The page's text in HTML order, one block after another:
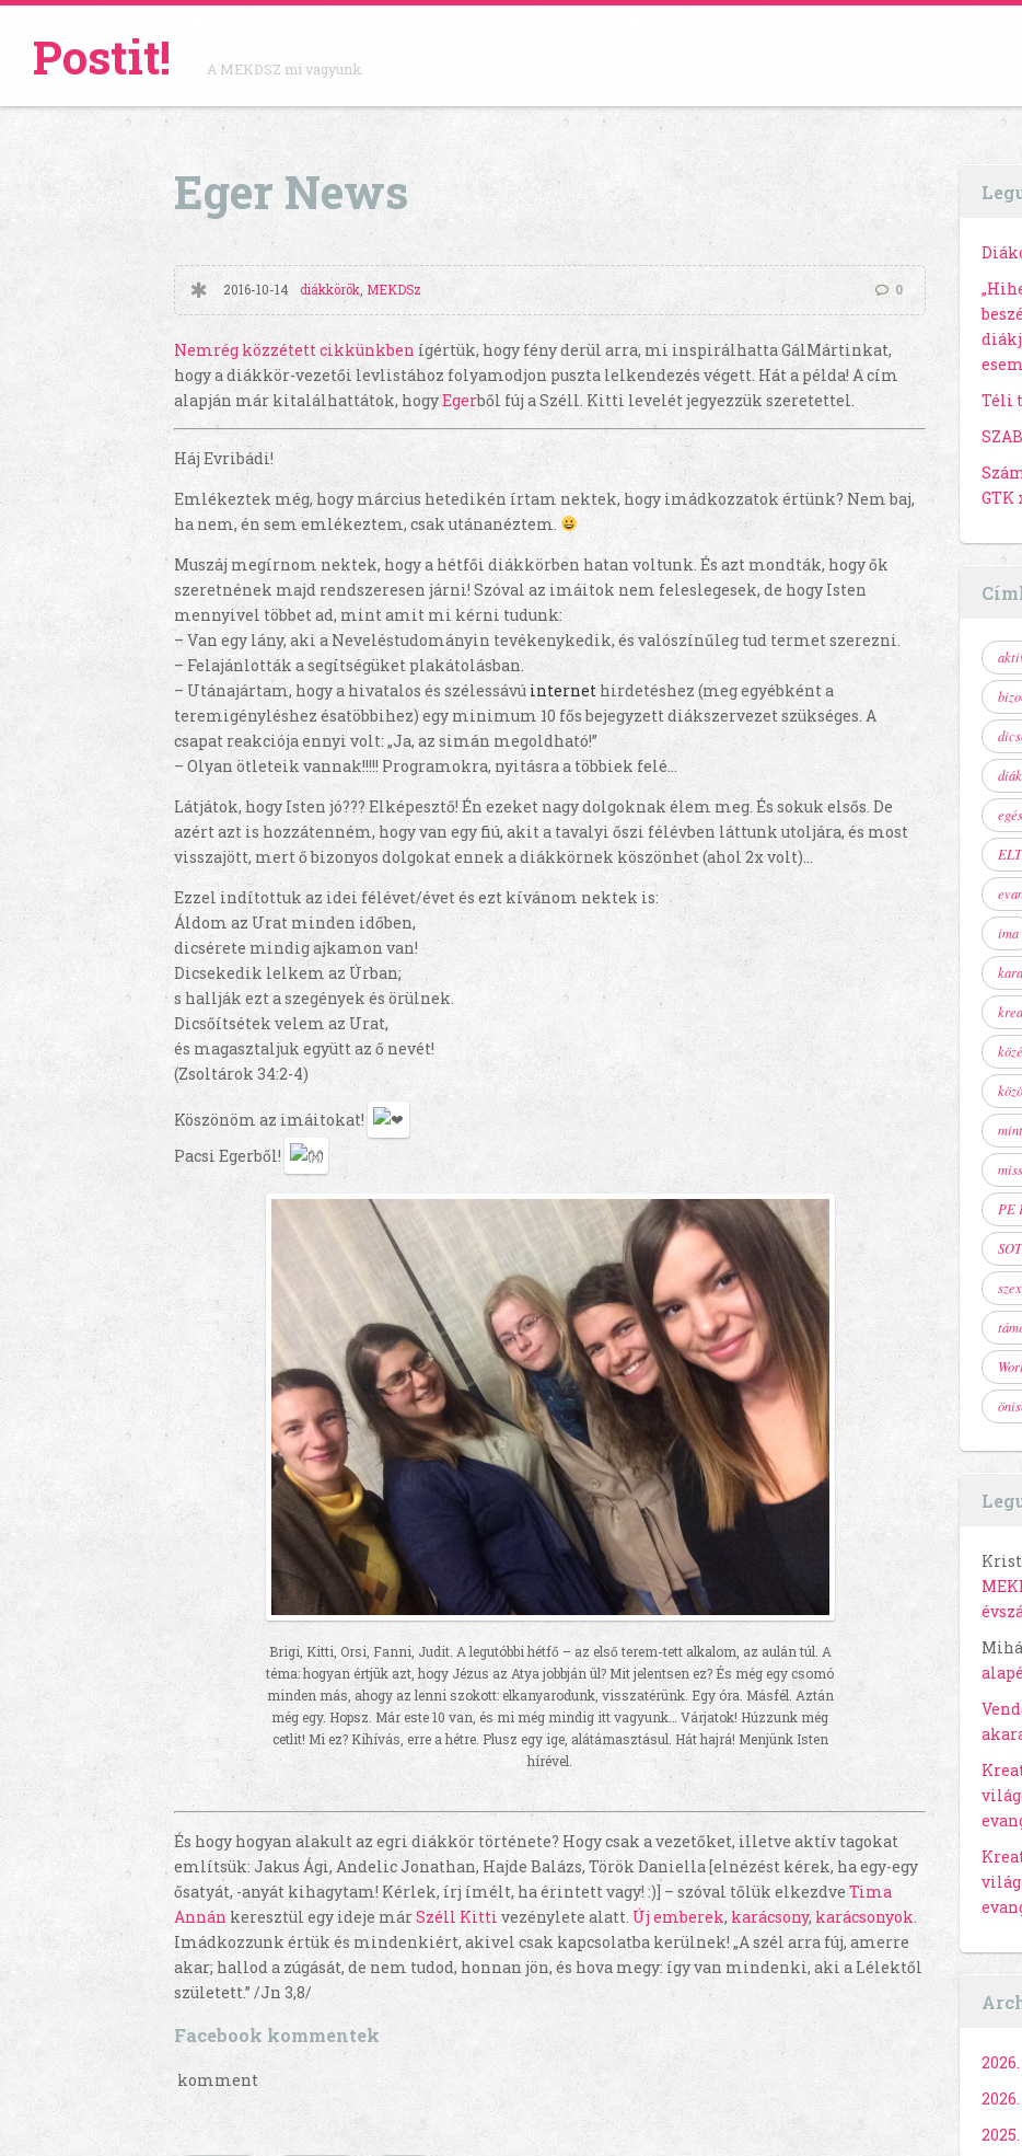
Postit! A MEKDSZ mi vagyunk.
Eger News
2016-10-14 diákkörök, MEKDSz 0
Nemrég közzétett cikkünkben ígértük, hogy fény derül arra, mi inspirálhatta GálMártinkat,
hogy a diákkör-vezetői levlistához folyamodjon puszta lelkendezés végett. Hát a példa! A cím
alapján már kitalálhattátok, hogyEgerből fúj a Széll. Kitti levelét jegyezzük szeretettel.
Háj Evribádi!
Emlékeztek még, hogy március hetedikén írtam nektek, hogy imádkozzatok értünk? Nem baj,
ha nem, én sem emlékeztem, csak utánanéztem.
Muszáj megírnom nektek, hogy a hétfői diákkörben hatan voltunk. És azt mondták, hogy ők
szeretnének majd rendszeresen járni! Szóval az imáitok nem feleslegesek, de hogy Isten
mennyivel többet ad, mint amit mi kérni tudunk:
– Van egy lány, aki a Neveléstudományin tevékenykedik, és valószínűleg tud termet szerezni.
– Felajánlották a segítségüket plakátolásban.
– Utánajártam, hogy a hivatalos és szélessávú internet hirdetéshez (meg egyébként a
teremigényléshez ésatöbbihez) egy minimum 10 fős bejegyzett diákszervezet szükséges. A
csapat reakciója ennyi volt: „Ja, az simán megoldható!”
– Olyan ötleteik vannak!!!!! Programokra, nyitásra a többiek felé…
Látjátok, hogy Isten jó??? Elképesztő! Én ezeket nagy dolgoknak élem meg. És sokuk elsős. De
azért azt is hozzátenném, hogy van egy fiú, akit a tavalyi őszi félévben láttunk utoljára, és most
visszajött, mert ő bizonyos dolgokat ennek a diákkörnek köszönhet (ahol 2x volt)…
Ezzel indítottuk az idei félévet/évet és ezt kívánom nektek is:
Áldom az Urat minden időben,
dicsérete mindig ajkamon van!
Dicsekedik lelkem az Úrban;
s hallják ezt a szegények és örülnek.
Dicsőítsétek velem az Urat,
és magasztaljuk együtt az ő nevét!
(Zsoltárok 34:2‭-‬4)
Köszönöm az imáitokat!
Pacsi Egerből!
Brigi, Kitti, Orsi, Fanni, Judit. A legutóbbi hétfő – az első terem-tett alkalom, az aulán túl. A
téma: hogyan értjük azt, hogy Jézus az Atya jobbján ül? Mit jelentsen ez? És még egy csomó
minden más, ahogy az lenni szokott: elkanyarodunk, visszatérünk. Egy óra. Másfél. Aztán
még egy. Hopsz. Már este 10 van, és mi még mindig itt vagyunk… Várjatok! Húzzunk még
cetlit! Mi ez? Kihívás, erre a hétre. Plusz egy ige, alátámasztásul. Hát hajrá! Menjünk Isten
hírével.
És hogy hogyan alakult az egri diákkör története? Hogy csak a vezetőket, illetve aktív tagokat
említsük: Jakus Ági, Andelic Jonathan, Hajde Balázs, Török Daniella [elnézést kérek, ha egy-egy
ősatyát, -anyát kihagytam! Kérlek, írj ímélt, ha érintett vagy! :)] – szóval tőlük elkezdve Tima
Annánkeresztül egy ideje márSzéll Kitti vezénylete alatt. Új emberek, karácsony, karácsonyok.
Imádkozzunk értük és mindenkiért, akivel csak kapcsolatba kerülnek! „A szél arra fúj, amerre
akar; hallod a zúgását, de nem tudod, honnan jön, és hova megy: így van mindenki, aki a Lélektől
született.” /Jn 3,8/
Facebook kommentek
komment
Téli
GTK
ima
PE